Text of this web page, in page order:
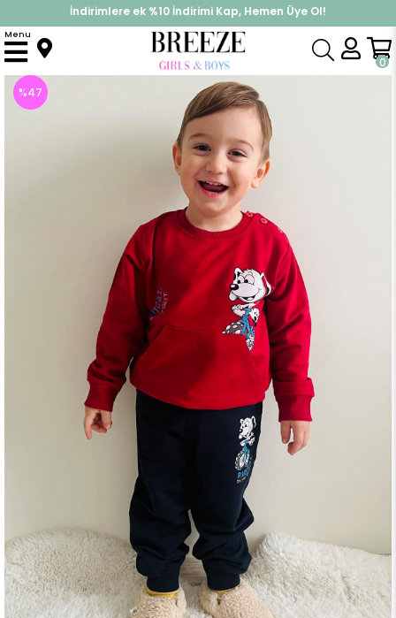
%30 Sepette Yaz İndirimi, Hemen Al!
İndirimlere ek %10 İndirimi Kap, Hemen Üye Ol!
0
Menu
Anasayfa Takımlar Eşofman Takım Erkek Bebek Eşofman Takım Bisikletli Mutlu Köpekçik Baskılı Kırmızı (9 Ay-1 Yaş)
%47